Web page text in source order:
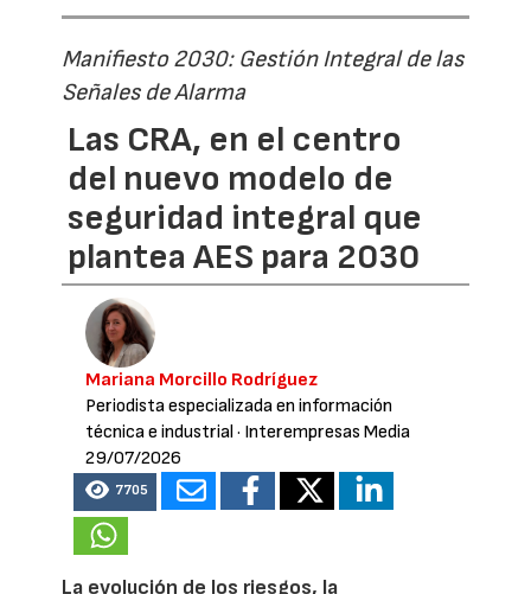
Manifiesto 2030: Gestión Integral de las
Señales de Alarma
Las CRA, en el centro
del nuevo modelo de
seguridad integral que
plantea AES para 2030
Mariana Morcillo Rodríguez
Periodista especializada en información
técnica e industrial· Interempresas Media
29/07/2026
7705
La evolución de los riesgos, la